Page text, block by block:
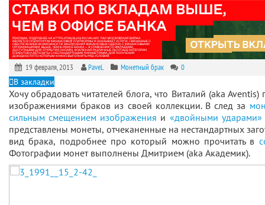
19 февраля, 2013 PaveL Монетный брак 0
В закладки
Хочу обрадовать читателей блога, что Виталий (aka
изображениями браков из своей коллекции. В след за
сильным смещением изображения и «двойными ударами»
представлены монеты, отчеканенные на нестандартных
вид брака, подробнее про который можно прочитать в
Фотографии монет выполнены Дмитрием (aka Академик).